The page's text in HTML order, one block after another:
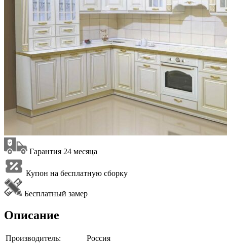
Гарантия 24 месяца
Купон на бесплатную сборку
Бесплатный замер
Описание
Производитель:
Россия